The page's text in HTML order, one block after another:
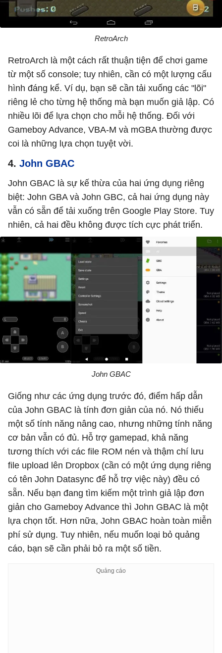
RetroArch
RetroArch là một cách rất thuận tiện để chơi game
từ một số console; tuy nhiên, cần có một lượng cấu
hình đáng kể. Ví dụ, bạn sẽ cần tải xuống các "lõi"
riêng lẻ cho từng hệ thống mà bạn muốn giả lập. Có
nhiều lõi để lựa chọn cho mỗi hệ thống. Đối với
Gameboy Advance, VBA-M và mGBA thường được
coi là những lựa chọn tuyệt vời.
4. John GBAC
John GBAC là sự kế thừa của hai ứng dụng riêng
biệt: John GBA và John GBC, cả hai ứng dụng này
vẫn có sẵn để tải xuống trên Google Play Store. Tuy
nhiên, cả hai đều không được tích cực phát triển.
John GBAC
Giống như các ứng dụng trước đó, điểm hấp dẫn
của John GBAC là tính đơn giản của nó. Nó thiếu
một số tính năng nâng cao, nhưng những tính năng
cơ bản vẫn có đủ. Hỗ trợ gamepad, khả năng
tương thích với các file ROM nén và thậm chí lưu
file upload lên Dropbox (cần có một ứng dụng riêng
có tên John Datasync để hỗ trợ việc này) đều có
sẵn. Nếu bạn đang tìm kiếm một trình giả lập đơn
giản cho Gameboy Advance thì John GBAC là một
lựa chọn tốt. Hơn nữa, John GBAC hoàn toàn miễn
phí sử dụng. Tuy nhiên, nếu muốn loại bỏ quảng
cáo, bạn sẽ cần phải bỏ ra một số tiền.